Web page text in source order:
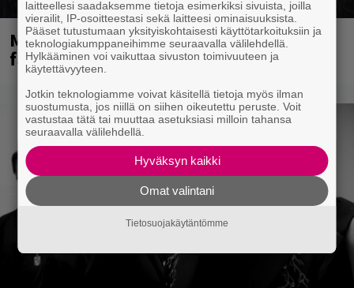
Mainioita uutisia Remu Aaltosen
faneille
laitteellesi saadaksemme tietoja esimerkiksi sivuista, joilla
vierailit, IP-osoitteestasi sekä laitteesi ominaisuuksista.
Pääset tutustumaan yksityiskohtaisesti käyttötarkoituksiin ja
teknologiakumppaneihimme seuraavalla välilehdellä.
Hylkääminen voi vaikuttaa sivuston toimivuuteen ja
käytettävyyteen.
Jotkin teknologiamme voivat käsitellä tietoja myös ilman
suostumusta, jos niillä on siihen oikeutettu peruste. Voit
vastustaa tätä tai muuttaa asetuksiasi milloin tahansa
seuraavalla välilehdellä.
Hyväksyn kaikki
Omat valintani
Tietosuojakäytäntömme